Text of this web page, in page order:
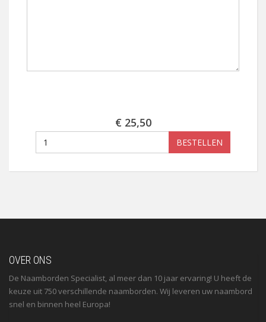
€ 25,50
BESTELLEN
OVER ONS
De Naamborden Specialist, al meer dan 10 jaar ervaring! U heeft de
keuze uit 750 verschillende naamborden. Wij leveren uw naambord
snel en binnen heel Europa!